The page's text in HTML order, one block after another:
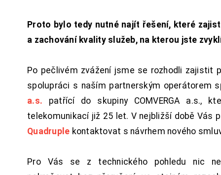
Proto bylo tedy nutné najít řešení, které
a zachování kvality služeb, na kterou jste
Po pečlivém zvážení jsme se rozhodli zajistit
spolupráci s naším partnerským operátorem
a.s. patřící do skupiny COMVERGA a.s.,
telekomunikací již 25 let. V nejbližší době Vás
Quadruple kontaktovat s návrhem nového
Pro Vás se z technického pohledu nic